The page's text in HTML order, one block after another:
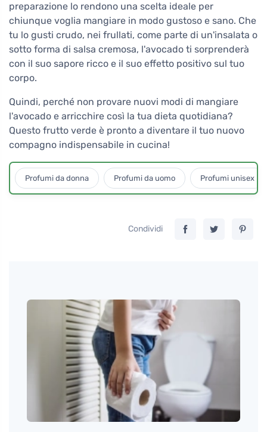
preparazione lo rendono una scelta ideale per
chiunque voglia mangiare in modo gustoso e sano. Che
tu lo gusti crudo, nei frullati, come parte di un'insalata o
sotto forma di salsa cremosa, l'avocado ti sorprenderà
con il suo sapore ricco e il suo effetto positivo sul tuo
corpo.
Quindi, perché non provare nuovi modi di mangiare
l'avocado e arricchire così la tua dieta quotidiana?
Questo frutto verde è pronto a diventare il tuo nuovo
compagno indispensabile in cucina!
Profumi da donna Profumi da uomo Profumi unisex
Condividi